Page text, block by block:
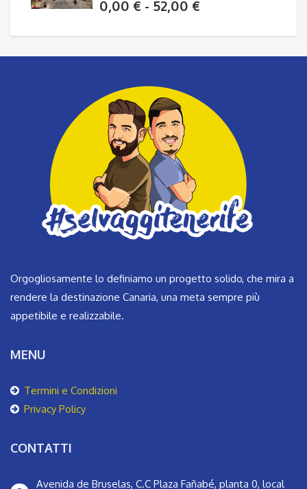
0,00 € - 52,00 €
da
a
52,00 €
Orgogliosamente lo definiamo un progetto solido, che mira a
rendere la destinazione Canaria, una meta sempre più
appetibile e realizzabile.
MENU
Termini e Condizioni
Privacy Policy
CONTATTI
Avenida de Bruselas, C.C Plaza Fañabé, planta 0, local